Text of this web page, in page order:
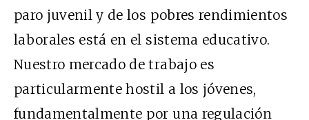
paro juvenil y de los pobres rendimientos
laborales está en el sistema educativo.
Nuestro mercado de trabajo es
particularmente hostil a los jóvenes,
fundamentalmente por una regulación